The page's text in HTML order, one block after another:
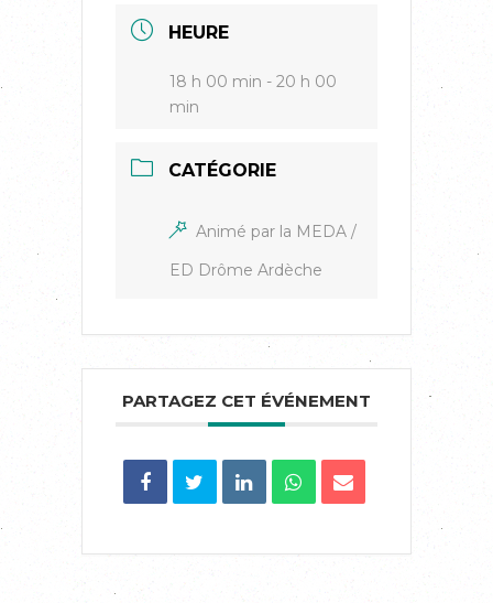
HEURE
18 h 00 min - 20 h 00
min
CATÉGORIE
Animé par la MEDA /
ED Drôme Ardèche
PARTAGEZ CET ÉVÉNEMENT